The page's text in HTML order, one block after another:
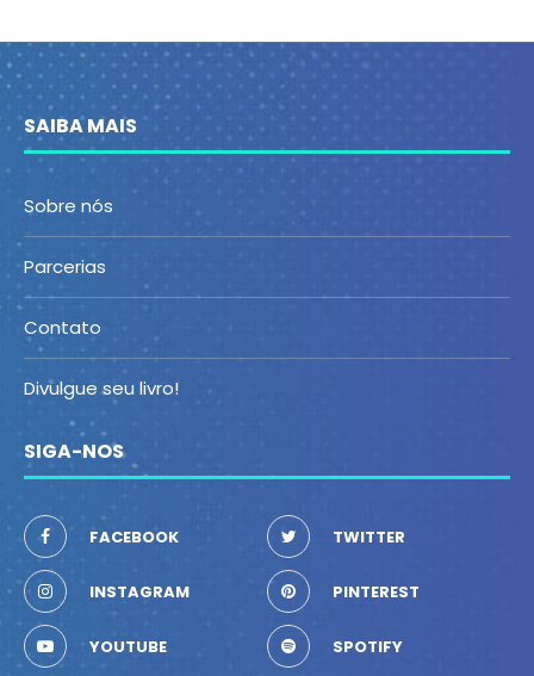
SAIBA MAIS
Sobre nós
Parcerias
Contato
Divulgue seu livro!
SIGA-NOS
FACEBOOK TWITTER
INSTAGRAM PINTEREST
YOUTUBE SPOTIFY